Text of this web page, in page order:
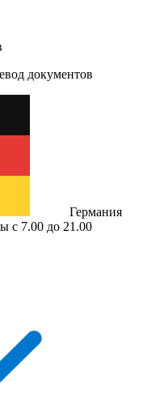
документов
Германия
с 7.00 до 21.00